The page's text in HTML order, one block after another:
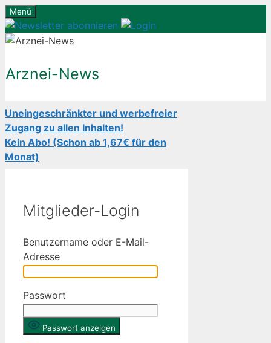
Zum
Inhalt
springen
Menü
Arznei-News
Uneingeschränkter und werbefreier
Zugang zu allen Inhalten!
Kein Abo! (Schon ab 1,67€ für den
Monat)
Mitglieder-Login
Benutzername oder E-Mail-
Adresse
Passwort
Passwort anzeigen